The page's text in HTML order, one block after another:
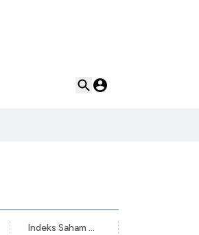
Indeks Saham Syariah Indonesia